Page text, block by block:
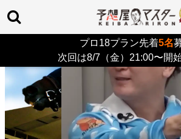
プロ18プラン先着5名
次回は8/7（金）21:00〜開
> 26/8/9 (日)